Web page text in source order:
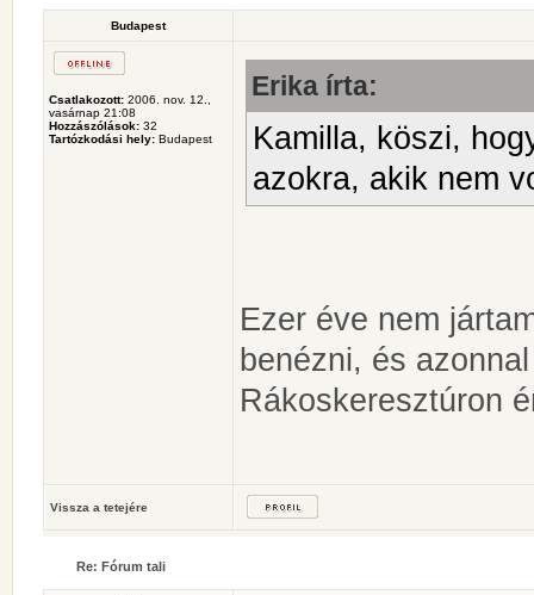
Budapest
Csatlakozott: 2006. nov. 12.,
vasárnap 21:08
Hozzászólások: 32
Tartózkodási hely: Budapest
Erika írta:
Kamilla, köszi,
azokra, akik nem
Ezer éve nem
benézni, és
Rákoskeresztúron
Vissza a tetejére
Re: Fórum tali